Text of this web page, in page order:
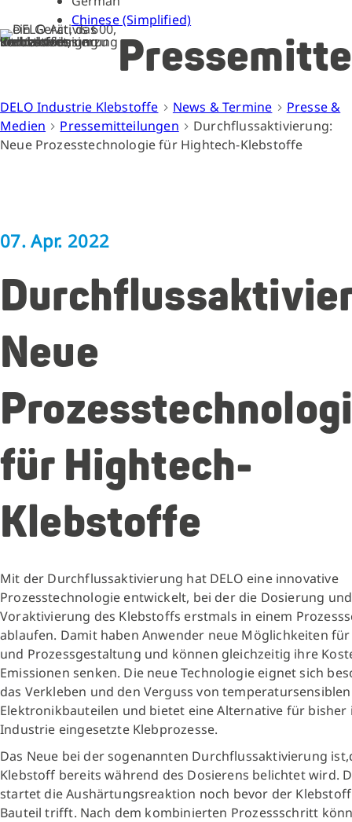
Chinese (Simplified)
DELO Industrie Klebstoffe News & Termine
Presse &
Medien
Pressemitteilungen
Durchflussaktivierung:
Neue Prozesstechnologie für Hightech-Klebstoffe
07. Apr. 2022
Neue
für Hightech-
Klebstoffe
Mit der Durchflussaktivierung hat DELO eine innovative
Prozesstechnologie entwickelt, bei der die Dosierung und
Voraktivierung des Klebstoffs erstmals in einem
ablaufen. Damit haben Anwender neue Möglichkeiten
und Prozessgestaltung und können gleichzeitig ihre
Emissionen senken. Die neue Technologie eignet sich
das Verkleben und den Verguss von temperatursensiblen
Elektronikbauteilen und bietet eine Alternative für bisher
Industrie eingesetzte Klebprozesse.
Das Neue bei der sogenannten Durchflussaktivierung
Klebstoff bereits während des Dosierens belichtet wird.
startet die Aushärtungsreaktion noch bevor der
Bauteil trifft. Nach dem kombinierten Prozessschritt